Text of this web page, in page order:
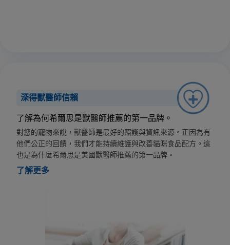
深得獸醫師信賴
了解為何希爾思是獸醫師推薦的第一品牌。
對您的寵物來說，獸醫師是最好的照護與資訊來源。正因為有
他們公正的回饋，我們才能持續維護與改善貓咪食品配方。這
也是為什麼希爾思是美國獸醫師推薦的第一品牌。
了解更多